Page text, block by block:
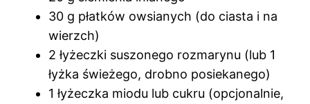
30 g płatków owsianych (do ciasta i na
wierzch)
2 łyżeczki suszonego rozmarynu (lub 1
łyżka świeżego, drobno posiekanego)
1 łyżeczka miodu lub cukru (opcjonalnie,